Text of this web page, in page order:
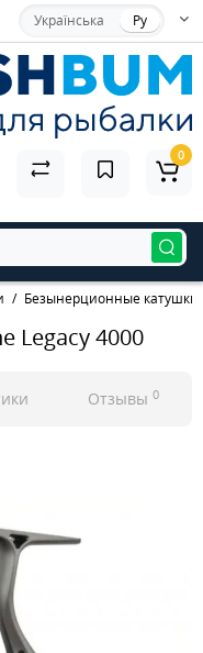
Українська Ру
0
Безынерционные катушки
Legacy 4000
Отзывы 0